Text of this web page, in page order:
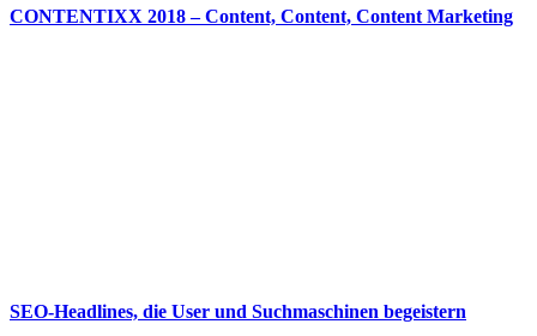
CONTENTIXX 2018 – Content, Content, Content Marketing
SEO-Headlines, die User und Suchmaschinen begeistern